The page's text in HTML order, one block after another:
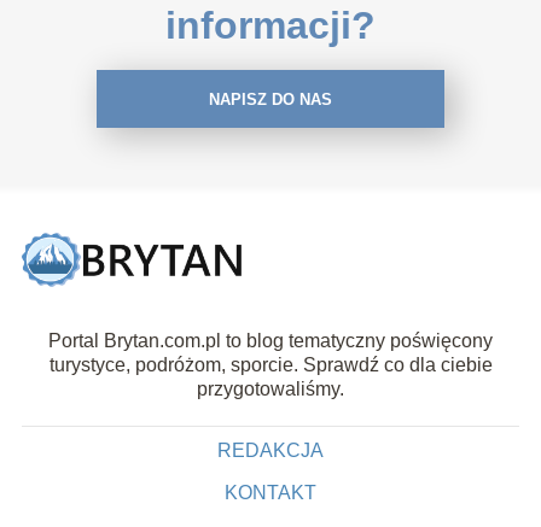
informacji?
NAPISZ DO NAS
Portal Brytan.com.pl to blog tematyczny poświęcony
turystyce, podróżom, sporcie. Sprawdź co dla ciebie
przygotowaliśmy.
REDAKCJA
KONTAKT